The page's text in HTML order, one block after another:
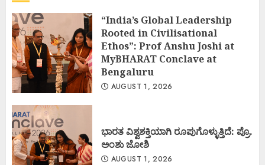
“India’s Global Leadership
Rooted in Civilisational
Ethos”: Prof Anshu Joshi at
MyBHARAT Conclave at
Bengaluru
AUGUST 1, 2026
ಭಾರತ ವಿಶ್ವಶಕ್ತಿಯಾಗಿ ರೂಪುಗೊಳ್ಳುತ್ತಿದೆ: ಪ್ರೊ.
ಅಂಶು ಜೋಶಿ
AUGUST 1, 2026